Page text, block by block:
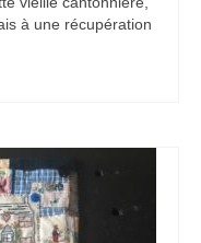
à une récupération